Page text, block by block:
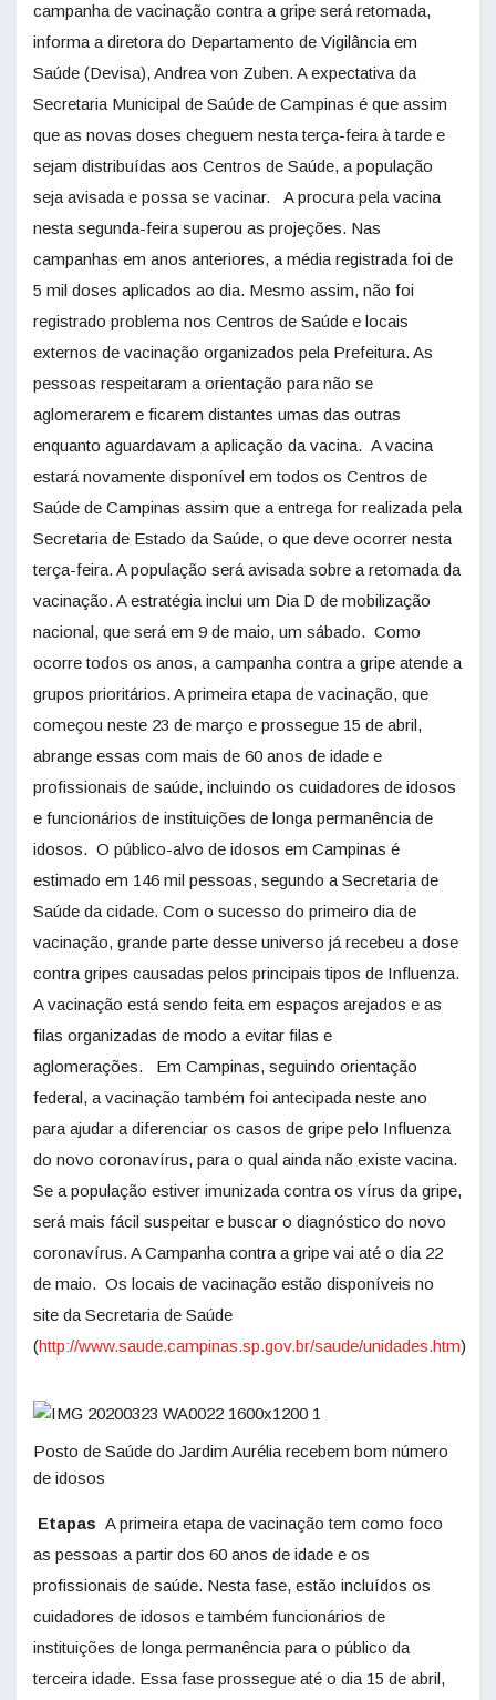
campanha de vacinação contra a gripe será retomada,
informa a diretora do Departamento de Vigilância em
Saúde (Devisa), Andrea von Zuben. A expectativa da
Secretaria Municipal de Saúde de Campinas é que assim
que as novas doses cheguem nesta terça-feira à tarde e
sejam distribuídas aos Centros de Saúde, a população
seja avisada e possa se vacinar. A procura pela vacina
nesta segunda-feira superou as projeções. Nas
campanhas em anos anteriores, a média registrada foi de
5 mil doses aplicados ao dia. Mesmo assim, não foi
registrado problema nos Centros de Saúde e locais
externos de vacinação organizados pela Prefeitura. As
pessoas respeitaram a orientação para não se
aglomerarem e ficarem distantes umas das outras
enquanto aguardavam a aplicação da vacina. A vacina
estará novamente disponível em todos os Centros de
Saúde de Campinas assim que a entrega for realizada pela
Secretaria de Estado da Saúde, o que deve ocorrer nesta
terça-feira. A população será avisada sobre a retomada da
vacinação. A estratégia inclui um Dia D de mobilização
nacional, que será em 9 de maio, um sábado. Como
ocorre todos os anos, a campanha contra a gripe atende a
grupos prioritários. A primeira etapa de vacinação, que
começou neste 23 de março e prossegue 15 de abril,
abrange essas com mais de 60 anos de idade e
profissionais de saúde, incluindo os cuidadores de idosos
e funcionários de instituições de longa permanência de
idosos. O público-alvo de idosos em Campinas é
estimado em 146 mil pessoas, segundo a Secretaria de
Saúde da cidade. Com o sucesso do primeiro dia de
vacinação, grande parte desse universo já recebeu a dose
contra gripes causadas pelos principais tipos de Influenza.
A vacinação está sendo feita em espaços arejados e as
filas organizadas de modo a evitar filas e
aglomerações. Em Campinas, seguindo orientação
federal, a vacinação também foi antecipada neste ano
para ajudar a diferenciar os casos de gripe pelo Influenza
do novo coronavírus, para o qual ainda não existe vacina.
Se a população estiver imunizada contra os vírus da gripe,
será mais fácil suspeitar e buscar o diagnóstico do novo
coronavírus. A Campanha contra a gripe vai até o dia 22
de maio. Os locais de vacinação estão disponíveis no
site da Secretaria de Saúde
(http://www.saude.campinas.sp.gov.br/saude/unidades.htm)
Posto de Saúde do Jardim Aurélia recebem bom número
de idosos
Etapas A primeira etapa de vacinação tem como foco
as pessoas a partir dos 60 anos de idade e os
profissionais de saúde. Nesta fase, estão incluídos os
cuidadores de idosos e também funcionários de
instituições de longa permanência para o público da
terceira idade. Essa fase prossegue até o dia 15 de abril,